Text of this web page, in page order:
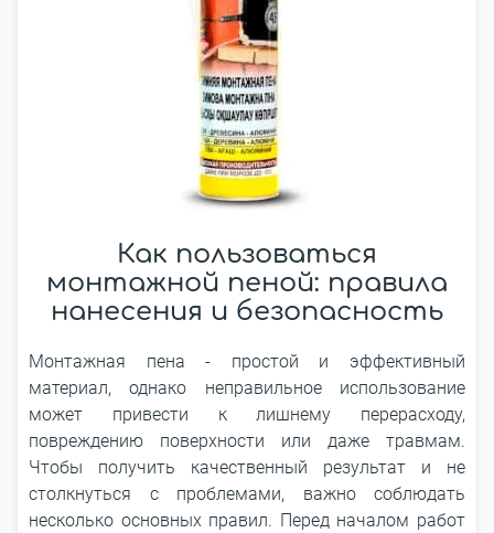
Как пользоваться
монтажной пеной: правила
нанесения и безопасность
Монтажная пена - простой и эффективный
материал, однако неправильное использование
может привести к лишнему перерасходу,
повреждению поверхности или даже травмам.
Чтобы получить качественный результат и не
столкнуться с проблемами, важно соблюдать
несколько основных правил. Перед началом работ